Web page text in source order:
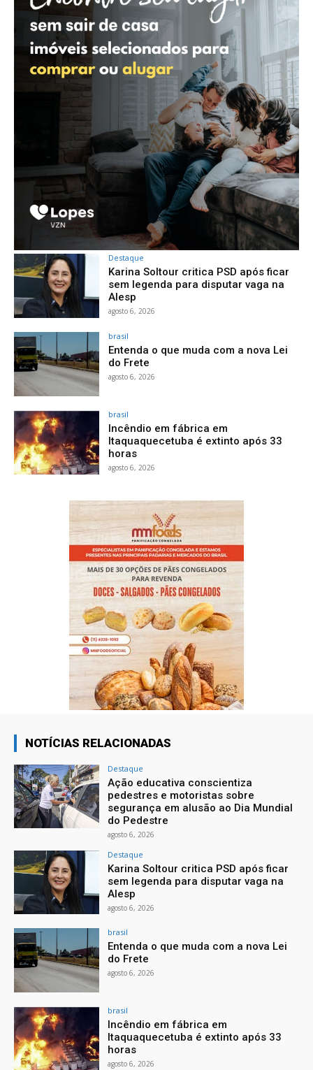
Destaque
Karina Soltour critica PSD após ficar
sem legenda para disputar vaga na
Alesp
agosto 6, 2026
brasil
Entenda o que muda com a nova Lei
do Frete
agosto 6, 2026
brasil
Incêndio em fábrica em
Itaquaquecetuba é extinto após 33
horas
agosto 6, 2026
NOTÍCIAS RELACIONADAS
Destaque
Ação educativa conscientiza
pedestres e motoristas sobre
segurança em alusão ao Dia Mundial
do Pedestre
agosto 6, 2026
Destaque
Karina Soltour critica PSD após ficar
sem legenda para disputar vaga na
Alesp
agosto 6, 2026
brasil
Entenda o que muda com a nova Lei
do Frete
agosto 6, 2026
brasil
Incêndio em fábrica em
Itaquaquecetuba é extinto após 33
horas
agosto 6, 2026